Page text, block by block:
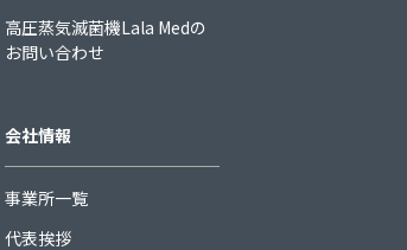
高圧蒸気滅菌機Lala Medの
お問い合わせ
会社情報
事業所一覧
代表挨拶